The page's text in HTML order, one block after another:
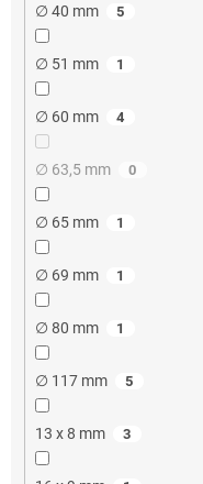
∅ 40 mm 5
∅ 51 mm 1
∅ 60 mm 4
∅ 63,5 mm 0
∅ 65 mm 1
∅ 69 mm 1
∅ 80 mm 1
∅ 117 mm 5
13 x 8 mm 3